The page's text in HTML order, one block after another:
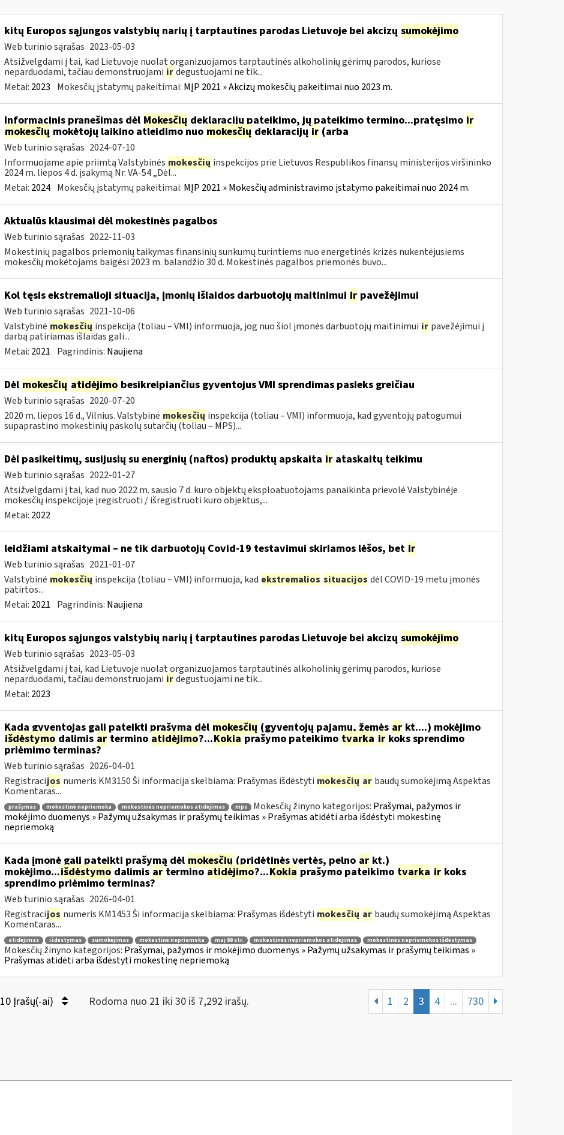
kitų Europos sąjungos valstybių narių į tarptautines parodas Lietuvoje bei akcizų sumokėjimo
Web turinio sąrašas 2023-05-03
Atsižvelgdami į tai, kad Lietuvoje nuolat organizuojamos tarptautinės alkoholinių gėrimų parodos, kuriose
neparduodami, tačiau demonstruojami ir degustuojami ne tik...
Metai: 2023 Mokesčių įstatymų pakeitimai: MĮP 2021 » Akcizų mokesčių pakeitimai nuo 2023 m.
Informacinis pranešimas dėl Mokesčių deklaracijų pateikimo, jų pateikimo termino...pratęsimo ir
mokesčių mokėtojų laikino atleidimo nuo mokesčių deklaracijų ir(arba
Web turinio sąrašas 2024-07-10
Informuojame apie priimtą Valstybinės mokesčių inspekcijos prie Lietuvos Respublikos finansų ministerijos viršininko
2024 m. liepos 4 d. įsakymą Nr. VA-54 „Dėl...
Metai: 2024 Mokesčių įstatymų pakeitimai: MĮP 2021 » Mokesčių administravimo įstatymo pakeitimai nuo 2024 m.
Aktualūs klausimai dėl mokestinės pagalbos
Web turinio sąrašas 2022-11-03
Mokestinių pagalbos priemonių taikymas finansinių sunkumų turintiems nuo energetinės krizės nukentėjusiems
mokesčių mokėtojams baigėsi 2023 m. balandžio 30 d. Mokestinės pagalbos priemonės buvo...
Kol tęsis ekstremalioji situacija, įmonių išlaidos darbuotojų maitinimui irpavežėjimui
Web turinio sąrašas 2021-10-06
Valstybinė mokesčių inspekcija (toliau – VMI) informuoja, jog nuo šiol įmonės darbuotojų maitinimui ir pavežėjimui į
darbą patiriamas išlaidas gali...
Metai: 2021 Pagrindinis: Naujiena
Dėl mokesčių atidėjimo besikreipiančius gyventojus VMI sprendimas pasieks greičiau
Web turinio sąrašas 2020-07-20
2020 m. liepos 16 d., Vilnius. Valstybinė mokesčių inspekcija (toliau – VMI) informuoja, kad gyventojų patogumui
supaprastino mokestinių paskolų sutarčių (toliau – MPS)...
Dėl pasikeitimų, susijusių su energinių (naftos) produktų apskaita irataskaitų teikimu
Web turinio sąrašas 2022-01-27
Atsižvelgdami į tai, kad nuo 2022 m. sausio 7 d. kuro objektų eksploatuotojams panaikinta prievolė Valstybinėje
mokesčių inspekcijoje įregistruoti / išregistruoti kuro objektus,...
Metai: 2022
leidžiami atskaitymai – ne tik darbuotojų Covid-19 testavimui skiriamos lėšos, bet ir
Web turinio sąrašas 2021-01-07
Valstybinė mokesčių inspekcija (toliau – VMI) informuoja, kad ekstremalios situacijos dėl COVID-19 metu įmonės
patirtos...
Metai: 2021 Pagrindinis: Naujiena
kitų Europos sąjungos valstybių narių į tarptautines parodas Lietuvoje bei akcizų sumokėjimo
Web turinio sąrašas 2023-05-03
Atsižvelgdami į tai, kad Lietuvoje nuolat organizuojamos tarptautinės alkoholinių gėrimų parodos, kuriose
neparduodami, tačiau demonstruojami ir degustuojami ne tik...
Metai: 2023
Kada gyventojas gali pateikti prašymą dėl mokesčių (gyventojų pajamų, žemės arkt....) mokėjimo
išdėstymo dalimis artermino atidėjimo?...Kokiaprašymo pateikimo tvarka irkoks sprendimo
priėmimo terminas?
Web turinio sąrašas 2026-04-01
Registracijos numeris KM3150 Ši informacija skelbiama: Prašymas išdėstyti mokesčių ar baudų sumokėjimą Aspektas
Komentaras...
prašymas mokestinė nepriemoka mokestinės nepriemokos atidėjimas mps Mokesčių žinyno kategorijos: Prašymai, pažymos ir
mokėjimo duomenys » Pažymų užsakymas ir prašymų teikimas » Prašymas atidėti arba išdėstyti mokestinę
nepriemoką
Kada įmonė gali pateikti prašymą dėl mokesčių(pridėtinės vertės, pelno arkt.)
mokėjimo...išdėstymo dalimis arterminoatidėjimo?...Kokia prašymo pateikimo tvarka irkoks
sprendimo priėmimo terminas?
Web turinio sąrašas 2026-04-01
Registracijos numeris KM1453 Ši informacija skelbiama: Prašymas išdėstyti mokesčių ar baudų sumokėjimą Aspektas
Komentaras...
atidėjimas išdėstymas sumokėjimas mokestinė nepriemoka maį 88 str. mokestinės nepriemokos atidėjimas mokestinės nepriemokos išdėstymas
Mokesčių žinyno kategorijos: Prašymai, pažymos ir mokėjimo duomenys » Pažymų užsakymas ir prašymų teikimas »
Prašymas atidėti arba išdėstyti mokestinę nepriemoką
10 Įrašų(-ai) Rodoma nuo 21 iki 30 iš 7,292 irašų. 1 2 3 4 ... 730